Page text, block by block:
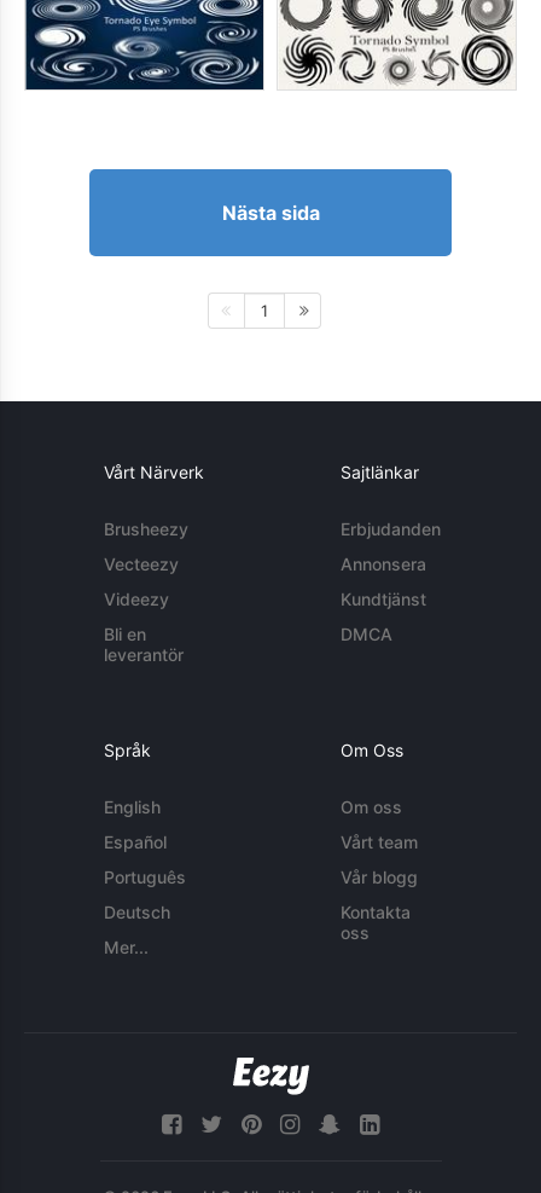
Nästa sida
1
Vårt Närverk
Brusheezy
Vecteezy
Videezy
Bli en
leverantör
Sajtlänkar
Erbjudanden
Annonsera
Kundtjänst
DMCA
Språk
English
Español
Português
Deutsch
Mer...
Om Oss
Om oss
Vårt team
Vår blogg
Kontakta
oss